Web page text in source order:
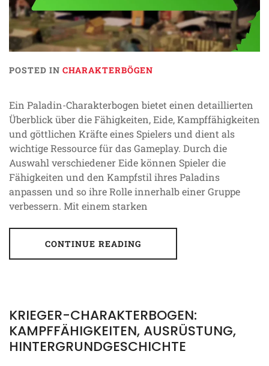
POSTED IN CHARAKTERBÖGEN
Ein Paladin-Charakterbogen bietet einen detaillierten
Überblick über die Fähigkeiten, Eide, Kampffähigkeiten
und göttlichen Kräfte eines Spielers und dient als
wichtige Ressource für das Gameplay. Durch die
Auswahl verschiedener Eide können Spieler die
Fähigkeiten und den Kampfstil ihres Paladins
anpassen und so ihre Rolle innerhalb einer Gruppe
verbessern. Mit einem starken
CONTINUE READING
KRIEGER-CHARAKTERBOGEN:
KAMPFFÄHIGKEITEN, AUSRÜSTUNG,
HINTERGRUNDGESCHICHTE